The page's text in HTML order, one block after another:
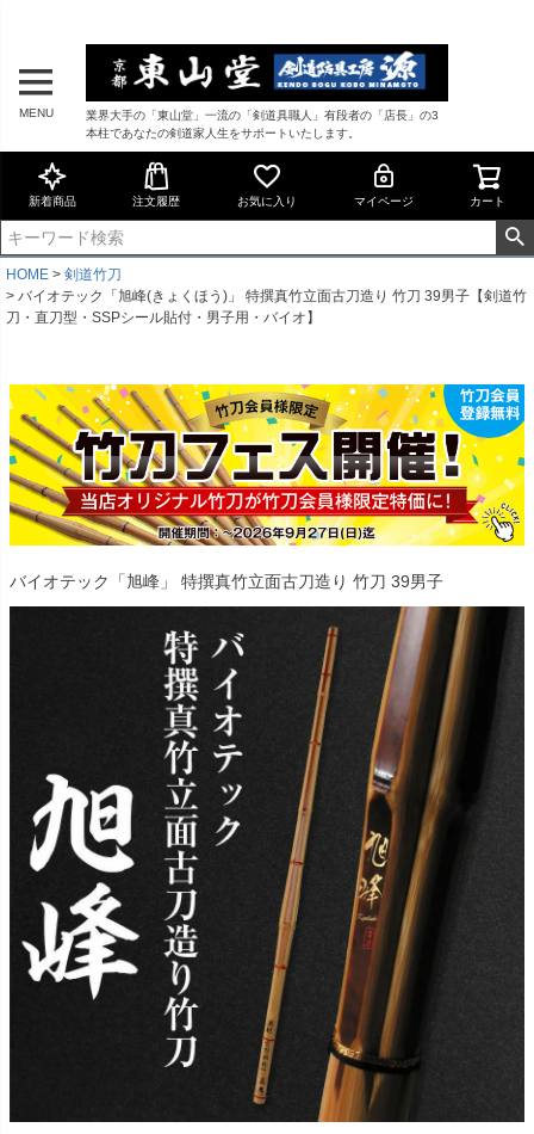
MENU
業界大手の「東山堂」一流の「剣道具職人」有段者の「店長」の3
本柱であなたの剣道家人生をサポートいたします。
新着商品 注文履歴 お気に入り マイページ カート
HOME
剣道竹刀
バイオテック「旭峰(きょくほう)」 特撰真竹立面古刀造り 竹刀 39男子【剣道竹
刀・直刀型・SSPシール貼付・男子用・バイオ】
バイオテック「旭峰」 特撰真竹立面古刀造り 竹刀 39男子